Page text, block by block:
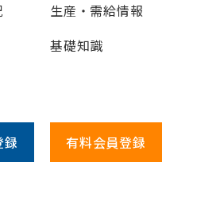
生産・需給情報
基礎知識
録 有料会員登録